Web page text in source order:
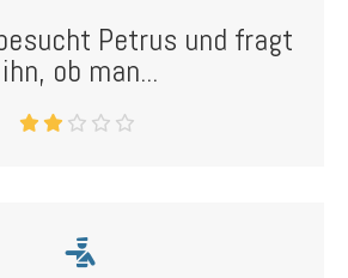
Petrus und fragt
ihn, ob man...